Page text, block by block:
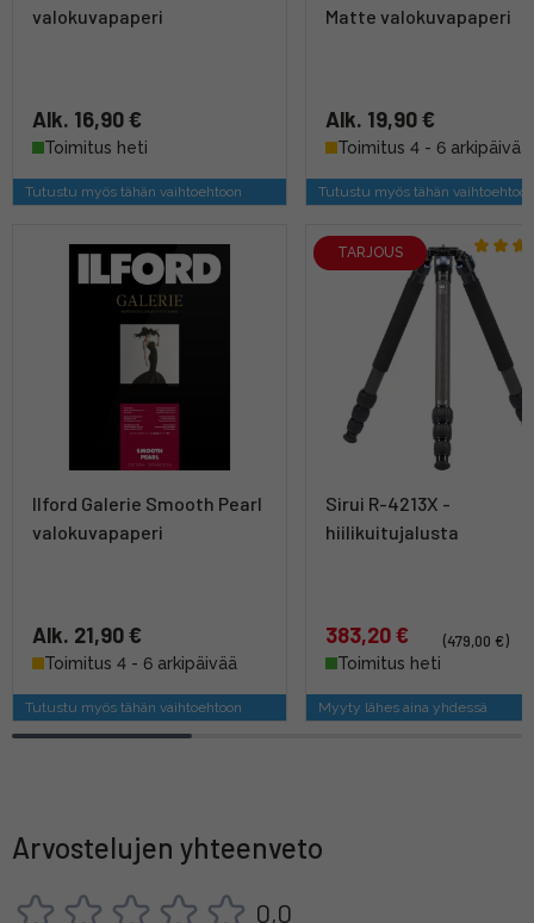
valokuvapaperi
Alk. 16,90 €
Toimitus heti
Tutustu myös tähän vaihtoehtoon
Matte valokuvapaperi
Alk. 19,90 €
Toimitus 4 - 6 arkipäivää
Tutustu myös tähän
Ilford Galerie Smooth Pearl
valokuvapaperi
Alk. 21,90 €
Toimitus 4 - 6 arkipäivää
Tutustu myös tähän vaihtoehtoon
TARJOUS
Sirui R-4213X -
hiilikuitujalusta
383,20 €
(479,00 €)
Toimitus heti
Myyty lähes aina yhdessä
Arvostelujen yhteenveto
0,0